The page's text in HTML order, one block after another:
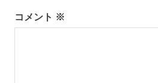
コメント ※